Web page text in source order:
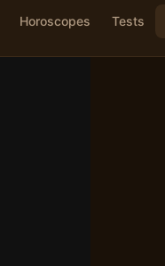
Horoscopes Tests